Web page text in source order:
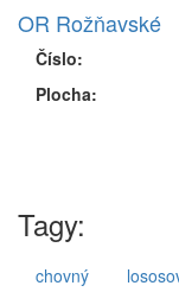
OR Rožňavské
Číslo:
Plocha:
Tagy:
chovný